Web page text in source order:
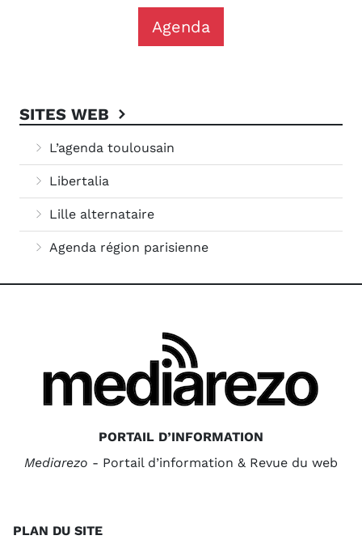
Agenda
SITES WEB
L’agenda toulousain
Libertalia
Lille alternataire
Agenda région parisienne
PORTAIL D’INFORMATION
Mediarezo - Portail d’information & Revue du web
PLAN DU SITE